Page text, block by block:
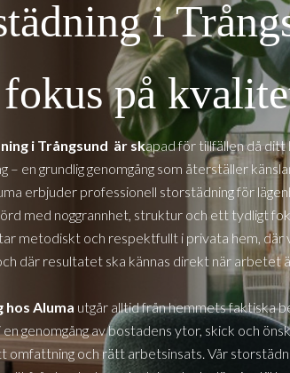
i
på
i Trångsund är skapad för tillfällen då ditt
– en grundlig genomgång som återställer
erbjuder professionell storstädning för
med noggrannhet, struktur och ett tydligt
metodiskt och respektfullt i privata hem, där
där resultatet ska kännas direkt när arbetet
Aluma utgår alltid från hemmets faktiska
en genomgång av bostadens ytor, skick och
omfattning och rätt arbetsinsats. Vår